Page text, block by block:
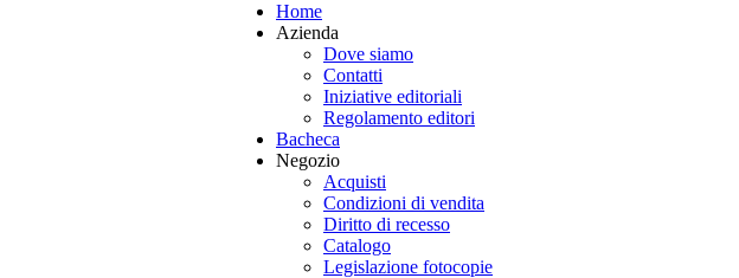
Home
Azienda
Dove siamo
Contatti
Iniziative editoriali
Regolamento editori
Bacheca
Negozio
Acquisti
Condizioni di vendita
Diritto di recesso
Catalogo
Legislazione fotocopie